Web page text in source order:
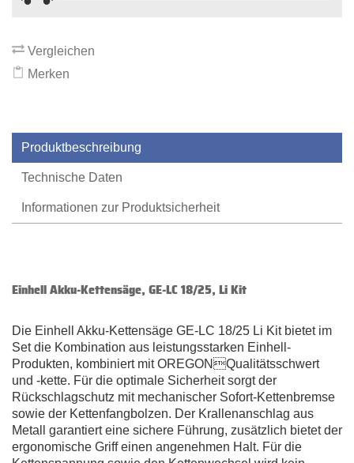
Vergleichen
Merken
Produktbeschreibung
Technische Daten
Informationen zur Produktsicherheit
Einhell Akku-Kettensäge, GE-LC 18/25, Li Kit
Die Einhell Akku-Kettensäge GE-LC 18/25 Li Kit bietet im
Set die Kombination aus leistungsstarken Einhell-
Produkten, kombiniert mit OREGONQualitätsschwert
und -kette. Für die optimale Sicherheit sorgt der
Rückschlagschutz mit mechanischer Sofort-Kettenbremse
sowie der Kettenfangbolzen. Der Krallenanschlag aus
Metall garantiert eine sichere Führung, zusätzlich bietet der
ergonomische Griff einen angenehmen Halt. Für die